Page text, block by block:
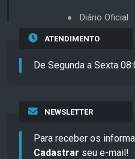
Diário Oficial
ATENDIMENTO
De Segunda a Sexta
NEWSLETTER
Para receber os
Cadastrar seu e-mail!